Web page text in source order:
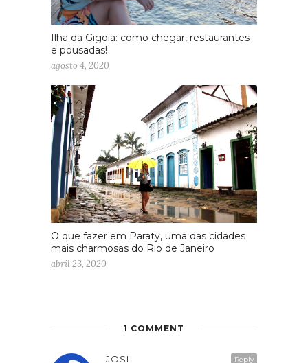
Ilha da Gigoia: como chegar, restaurantes
e pousadas!
agosto 4, 2020
O que fazer em Paraty, uma das cidades
mais charmosas do Rio de Janeiro
abril 23, 2020
1 COMMENT
Reply
JOSI